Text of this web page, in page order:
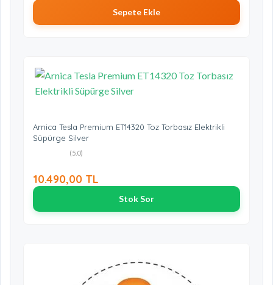
Sepete Ekle
Arnica Tesla Premium ET14320 Toz Torbasız Elektrikli
Süpürge Silver
(5.0)
10.490,00 TL
Stok Sor